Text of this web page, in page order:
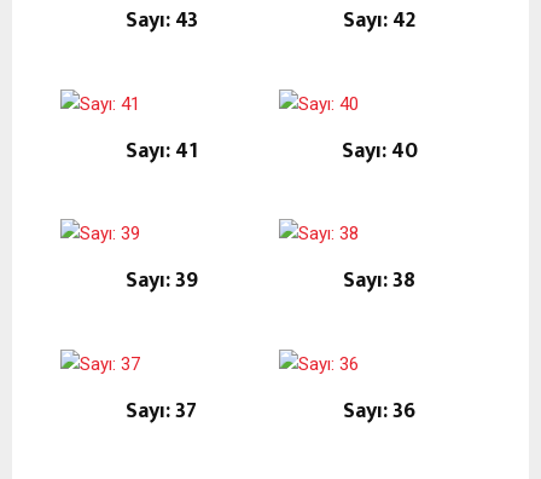
Sayı: 43 Sayı: 42
Sayı: 41 Sayı: 40
Sayı: 39 Sayı: 38
Sayı: 37 Sayı: 36